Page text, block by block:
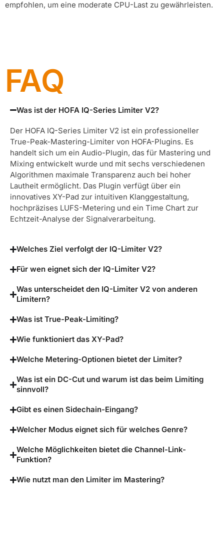
empfohlen, um eine moderate CPU-Last zu gewährleisten.
FAQ
Was ist der HOFA IQ-Series Limiter V2?
Der HOFA IQ-Series Limiter V2 ist ein professioneller
True-Peak-Mastering-Limiter von HOFA-Plugins. Es
handelt sich um ein Audio-Plugin, das für Mastering und
Mixing entwickelt wurde und mit sechs verschiedenen
Algorithmen maximale Transparenz auch bei hoher
Lautheit ermöglicht. Das Plugin verfügt über ein
innovatives XY-Pad zur intuitiven Klanggestaltung,
hochpräzises LUFS-Metering und ein Time Chart zur
Echtzeit-Analyse der Signalverarbeitung.
Welches Ziel verfolgt der IQ-Limiter V2?
Für wen eignet sich der IQ-Limiter V2?
Was unterscheidet den IQ-Limiter V2 von anderen
Limitern?
Was ist True-Peak-Limiting?
Wie funktioniert das XY-Pad?
Welche Metering-Optionen bietet der Limiter?
Was ist ein DC-Cut und warum ist das beim Limiting
sinnvoll?
Gibt es einen Sidechain-Eingang?
Welcher Modus eignet sich für welches Genre?
Welche Möglichkeiten bietet die Channel-Link-
Funktion?
Wie nutzt man den Limiter im Mastering?